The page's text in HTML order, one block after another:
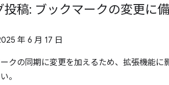
投稿: ブックマークの変更に
年 6 月 17 日
クの同期に変更を加えるため、拡張機能に
。